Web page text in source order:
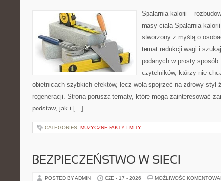
Spalarnia kalorii –
masy ciała Spalarnia
stworzony z myślą o
temat redukcji wagi i
podanych w prosty
czytelników, którzy nie
obietnicach szybkich efektów, lecz wolą spojrzeć na zdrowy styl
regeneracji. Strona porusza tematy, które mogą zainteresować
podstaw, jak i […]
CATEGORIES: MUZYCZNE FAKTY I MITY
BEZPIECZEŃSTWO W SIECI
POSTED BY ADMIN CZE - 17 - 2026 MOŻLIWOŚĆ